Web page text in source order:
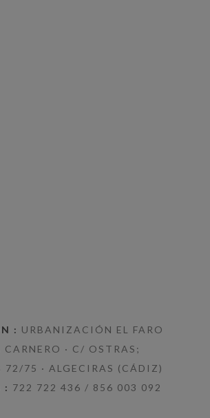
: URBANIZACIÓN EL FARO
CARNERO · C/ OSTRAS;
72/75 · ALGECIRAS (CÁDIZ)
: 722 722 436 / 856 003 092